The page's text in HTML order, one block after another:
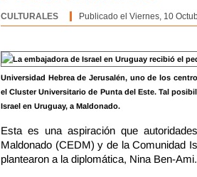
CULTURALES Publicado el Viernes, 10
Universidad Hebrea de Jerusalén, uno de los
el Cluster Universitario de Punta del Este. Tal
Israel en Uruguay, a Maldonado.
Esta es una aspiración que
Maldonado (CEDM) y de la Comunidad
plantearon a la diplomática, Nina Ben-Ami.